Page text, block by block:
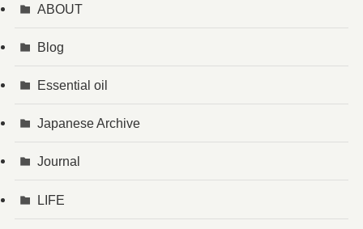
ABOUT
Blog
Essential oil
Japanese Archive
Journal
LIFE